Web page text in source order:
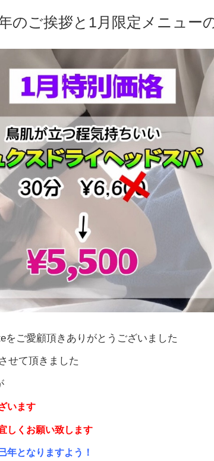
のご挨拶と1月限定メニュー
をご愛顧頂きありがとうございました
せて頂きました
います
しくお願い致します
年となりますよう！